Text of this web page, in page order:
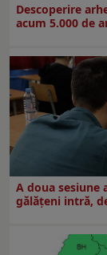
Descoperire
acum 5.000 de
A doua sesiune
gălăţeni intră,